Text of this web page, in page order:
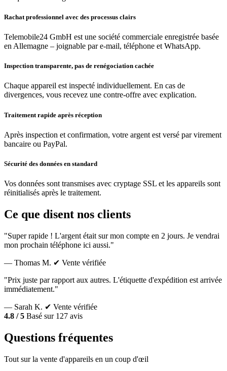
Rachat professionnel avec des processus clairs
Telemobile24 GmbH est une société commerciale enregistrée basée
en Allemagne – joignable par e-mail, téléphone et WhatsApp.
Inspection transparente, pas de renégociation cachée
Chaque appareil est inspecté individuellement. En cas de
divergences, vous recevez une contre-offre avec explication.
Traitement rapide après réception
Après inspection et confirmation, votre argent est versé par virement
bancaire ou PayPal.
Sécurité des données en standard
Vos données sont transmises avec cryptage SSL et les appareils sont
réinitialisés après le traitement.
Ce que disent nos clients
"Super rapide ! L'argent était sur mon compte en 2 jours. Je vendrai
mon prochain téléphone ici aussi."
— Thomas M. ✔ Vente vérifiée
"Prix juste par rapport aux autres. L'étiquette d'expédition est arrivée
immédiatement."
— Sarah K. ✔ Vente vérifiée
4.8 / 5 Basé sur 127 avis
Questions fréquentes
Tout sur la vente d'appareils en un coup d'œil